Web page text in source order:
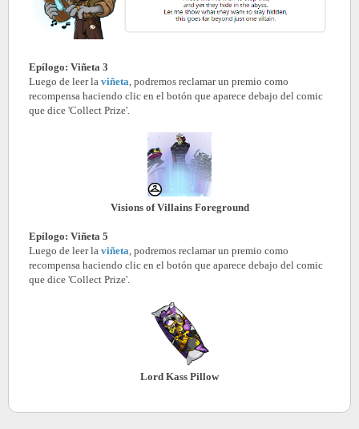
Epílogo: Viñeta 3
Luego de leer la viñeta , podremos reclamar un premio como
recompensa haciendo clic en el botón que aparece debajo del comic
que dice 'Collect Prize'.
Visions of Villains Foreground
Epílogo: Viñeta 5
Luego de leer la viñeta , podremos reclamar un premio como
recompensa haciendo clic en el botón que aparece debajo del comic
que dice 'Collect Prize'.
Lord Kass Pillow